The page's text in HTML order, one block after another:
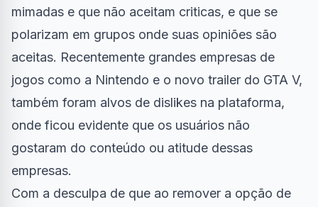
mimadas e que não aceitam criticas, e que se
polarizam em grupos onde suas opiniões são
aceitas. Recentemente grandes empresas de
jogos como a Nintendo e o novo trailer do GTA V,
também foram alvos de dislikes na plataforma,
onde ficou evidente que os usuários não
gostaram do conteúdo ou atitude dessas
empresas.
Com a desculpa de que ao remover a opção de